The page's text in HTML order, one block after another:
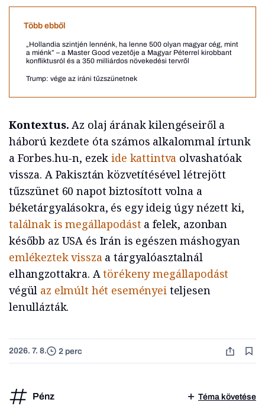
Több ebből
„Hollandia szintjén lennénk, ha lenne 500 olyan magyar cég, mint
a miénk” – a Master Good vezetője a Magyar Péterrel kirobbant
konfliktusról és a 350 milliárdos növekedési tervről
Trump: vége az iráni tűzszünetnek
Kontextus.Az olaj árának kilengéseiről a
háború kezdete óta számos alkalommal írtunk
a Forbes.hu-n, ezekide kattintva olvashatóak
vissza. A Pakisztán közvetítésével létrejött
tűzszünet 60 napot biztosított volna a
béketárgyalásokra, és egy ideig úgy nézett ki,
találnak is megállapodásta felek, azonban
később az USA és Irán is egészen máshogyan
emlékeztek visszaa tárgyalóasztalnál
elhangzottakra. Atörékeny megállapodást
végül az elmúlt hét eseményeiteljesen
lenullázták.
2026. 7. 8. 2 perc
Pénz Téma követése